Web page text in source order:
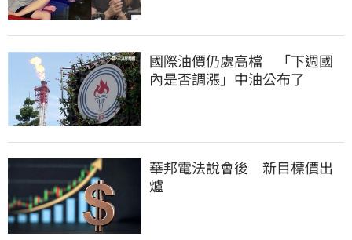
國際油價仍處高檔 「下週國
內是否調漲」中油公布了
華邦電法說會後 新目標價出
爐